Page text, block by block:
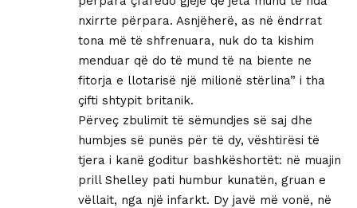
nxirrte përpara. Asnjëherë, as në ëndrrat
tona më të shfrenuara, nuk do ta kishim
menduar që do të mund të na biente ne
fitorja e llotarisë një milionë stërlina” i tha
çifti shtypit britanik.
Përveç zbulimit të sëmundjes së saj dhe
humbjes së punës për të dy, vështirësi të
tjera i kanë goditur bashkëshortët: në muajin
prill Shelley pati humbur kunatën, gruan e
vëllait, nga një infarkt. Dy javë më vonë, në